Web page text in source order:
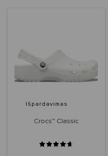
Išpardavimas
Crocs™ Classic